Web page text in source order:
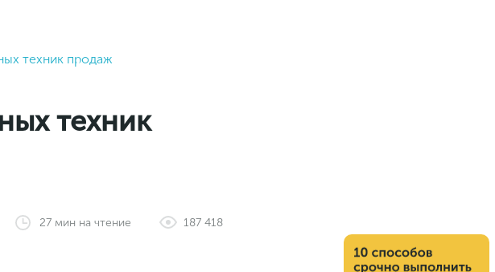
техник продаж
техник
27 мин на чтение 187 418